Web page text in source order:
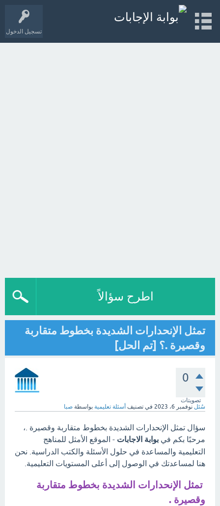
تسجيل الدخول
اطرح سؤالاً
تمثل الإنحدارات الشديدة بخطوط متقاربة
وقصيرة .؟ [تم الحل]
0
تصويتات
سُئل نوفمبر 6، 2023 في تصنيف أسئلة تعليمية بواسطة صبا
سؤال تمثل الإنحدارات الشديدة بخطوط متقاربة وقصيرة .،
مرحبًا بكم في بوابة الاجابات - الموقع الأمثل للمناهج
التعليمية والمساعدة في حلول الأسئلة والكتب الدراسية. نحن
هنا لمساعدتك في الوصول إلى أعلى المستويات التعليمية.
تمثل الإنحدارات الشديدة بخطوط متقاربة
وقصيرة .